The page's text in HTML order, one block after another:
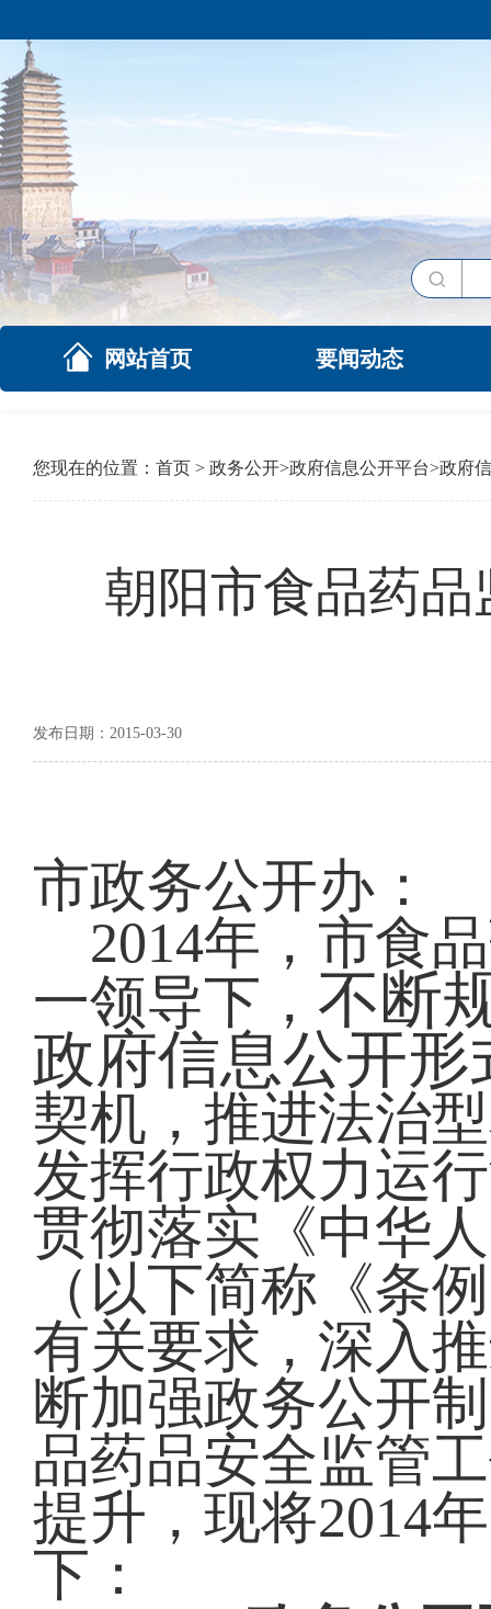
网站首页 要闻动态
您现在的位置： 首页 > 政务公开>政府信息公开平台>政府
朝阳市食品药品
发布日期：2015-03-30
市政务公开办：
2014年，市食
一领导下， 不断
政府信息公开形
契机，推进法治
发挥行政权力运
贯彻落实《中华
（以下简称《条
有关要求，深入
断加强政务公开
品药品安全监管
提升，现将2014
下：